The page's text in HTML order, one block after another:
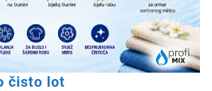
čisto lot